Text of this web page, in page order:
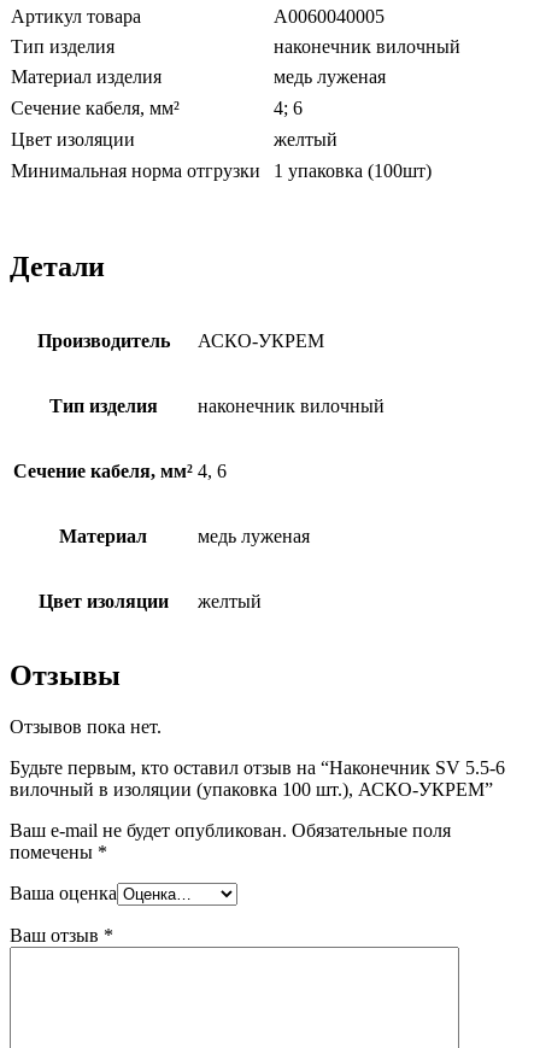
Артикул товара
A0060040005
Тип изделия
наконечник вилочный
Материал изделия
медь луженая
Сечение кабеля, мм²
4; 6
Цвет изоляции
желтый
Минимальная норма отгрузки
1 упаковка (100шт)
Детали
Производитель АСКО-УКРЕМ
Тип изделия наконечник вилочный
Сечение кабеля, мм² 4, 6
Материал медь луженая
Цвет изоляции желтый
Отзывы
Отзывов пока нет.
Будьте первым, кто оставил отзыв на “Наконечник SV 5.5-6
вилочный в изоляции (упаковка 100 шт.), АСКО-УКРЕМ”
Ваш e-mail не будет опубликован. Обязательные поля
помечены *
Ваша оценка
Ваш отзыв *